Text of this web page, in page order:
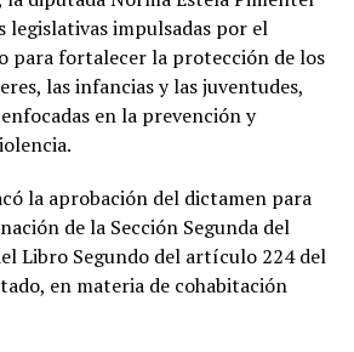
legislativas impulsadas por el
para fortalecer la protección de los
las infancias y las juventudes,
en la prevención y
la aprobación del dictamen para
de la Sección Segunda del
Libro Segundo del artículo 224 del
en materia de cohabitación